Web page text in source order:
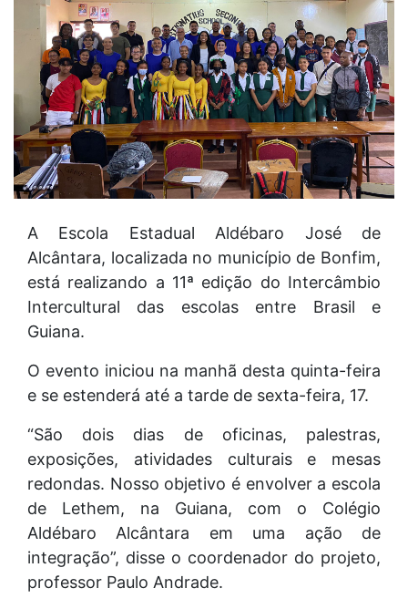
A Escola Estadual Aldébaro José de
Alcântara, localizada no município de Bonfim,
está realizando a 11ª edição do Intercâmbio
Intercultural das escolas entre Brasil e
Guiana.
O evento iniciou na manhã desta quinta-feira
e se estenderá até a tarde de sexta-feira, 17.
“São dois dias de oficinas, palestras,
exposições, atividades culturais e mesas
redondas. Nosso objetivo é envolver a escola
de Lethem, na Guiana, com o Colégio
Aldébaro Alcântara em uma ação de
integração”, disse o coordenador do projeto,
professor Paulo Andrade.